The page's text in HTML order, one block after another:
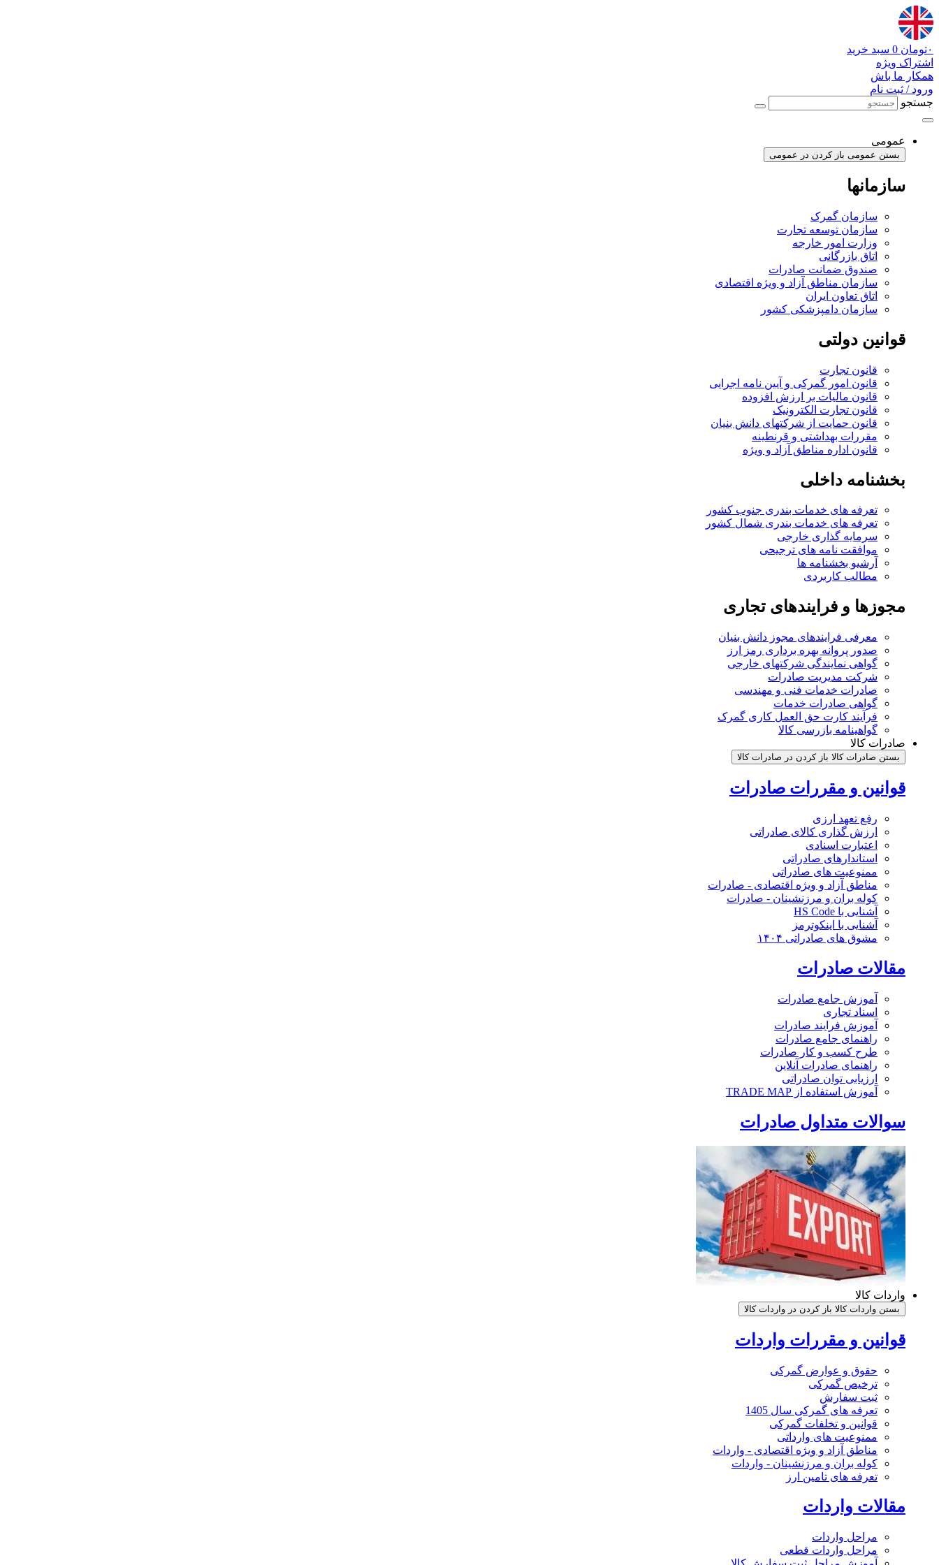
پرش
به
محتوا
۰تومان 0 سبد خرید
اشتراک ویژه
همکار ما باش
ورود / ثبت نام
جستجو
عمومی
بستن عمومی باز کردن در عمومی
سازمانها
سازمان گمرک
سازمان توسعه تجارت
وزارت امور خارجه
اتاق بازرگانی
صندوق ضمانت صادرات
سازمان مناطق آزاد و ویژه اقتصادی
اتاق تعاون ایران
سازمان دامپزشکی کشور
قوانین دولتی
قانون تجارت
قانون امور گمرکی و آیین نامه اجرایی
قانون مالیات بر ارزش افزوده
قانون تجارت الکترونیک
قانون حمایت از شرکتهای دانش بنیان
مقررات بهداشتی و قرنطینه
قانون اداره مناطق آزاد و ویژه
بخشنامه داخلی
تعرفه های خدمات بندری جنوب کشور
تعرفه های خدمات بندری شمال کشور
سرمایه گذاری خارجی
موافقت نامه های ترجیحی
آرشیو بخشنامه ها
مطالب کاربردی
مجوزها و فرایندهای تجاری
معرفی فرایندهای مجوز دانش بنیان
صدور پروانه بهره برداری رمز ارز
گواهی نمایندگی شرکتهای خارجی
شرکت مدیریت صادرات
صادرات خدمات فنی و مهندسی
گواهی صادرات خدمات
فرآیند کارت حق العمل کاری گمرک
گواهینامه بازرسی کالا
صادرات کالا
بستن صادرات کالا باز کردن در صادرات کالا
قوانین و مقررات صادرات
رفع تعهد ارزی
ارزش گذاری کالای صادراتی
اعتبارت اسنادی
استاندارهای صادراتی
ممنوعیت های صادراتی
مناطق آزاد و ویژه اقتصادی - صادرات
کوله بران و مرزنشینان - صادرات
آشنایی با HS Code
آشنایی با اینکوترمز
مشوق های صادراتی ۱۴۰۴
مقالات صادرات
آموزش جامع صادرات
اسناد تجاری
آموزش فرایند صادرات
راهنمای جامع صادرات
طرح کسب و کار صادرات
راهنمای صادرات آنلاین
ارزیابی توان صادراتی
آموزش استفاده از TRADE MAP
سوالات متداول صادرات
واردات کالا
بستن واردات کالا باز کردن در واردات کالا
قوانین و مقررات واردات
حقوق و عوارض گمرکی
ترخیص گمرکی
ثبت سفارش
تعرفه های گمرکی سال 1405
قوانین و تخلفات گمرکی
ممنوعیت های وارداتی
مناطق آزاد و ویژه اقتصادی - واردات
کوله بران و مرزنشینان - واردات
تعرفه های تامین ارز
مقالات واردات
مراحل واردات
مراحل واردات قطعی